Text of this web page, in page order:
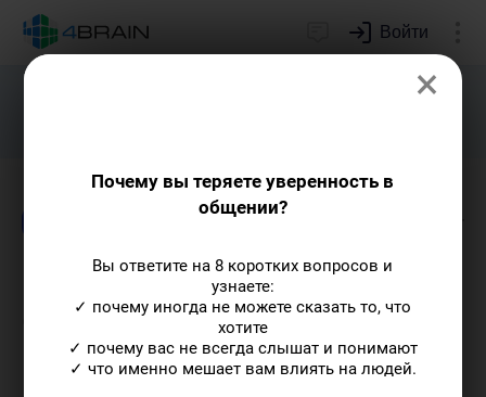
Войти
Подарим индивидуальный план
Известные личности
Категории Вирджинии
Сатир: почему мы так себя
ведем?
×
Почему вы теряете уверенность в
общении?
Вы ответите на 8 коротких вопросов и
узнаете:
✓ почему иногда не можете сказать то, что
хотите
✓ почему вас не всегда слышат и понимают
✓ что именно мешает вам влиять на людей.